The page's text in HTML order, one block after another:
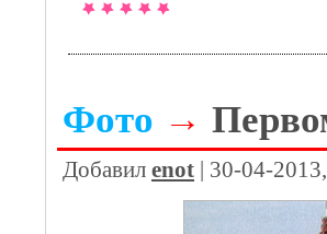
Фото →
Добавил enot | 30-04-